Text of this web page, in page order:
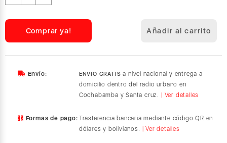
Play
Bluetooth
horas,
Comprar ya! Añadir al carrito
Envío: ENVIO GRATIS a nivel nacional y entrega a
domicilio dentro del radio urbano en
Cochabamba y Santa cruz.
| Ver detalles
Formas de pago: Trasferencia bancaria mediante código QR en
dólares y bolivianos.
| Ver detalles